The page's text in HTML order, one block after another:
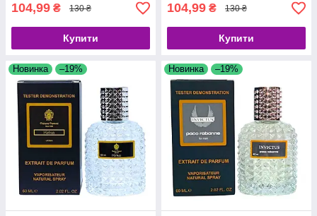
104,99 ₴ 130 ₴
Купити
104,99 ₴ 130 ₴
Купити
Новинка –19% Новинка –19%